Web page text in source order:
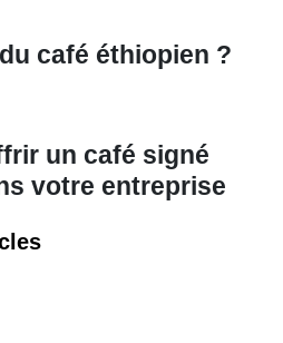
café éthiopien ?
un café signé
votre entreprise